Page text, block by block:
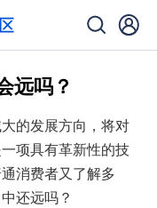
远吗？
的发展方向，将对
项具有革新性的技
消费者又了解多
还远吗？